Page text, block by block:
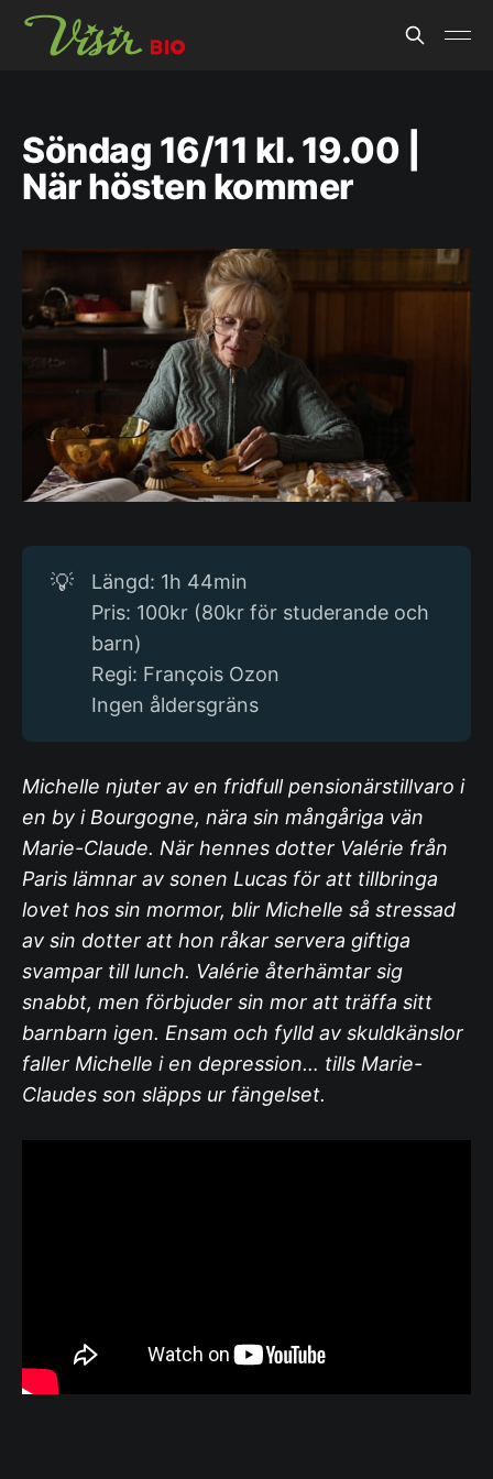
Söndag 16/11 kl. 19.00 |
När hösten kommer
💡
Längd: 1h 44min
Pris: 100kr (80kr för studerande och
barn)
Regi: François Ozon
Ingen åldersgräns
Michelle njuter av en fridfull pensionärstillvaro i
en by i Bourgogne, nära sin mångåriga vän
Marie-Claude. När hennes dotter Valérie från
Paris lämnar av sonen Lucas för att tillbringa
lovet hos sin mormor, blir Michelle så stressad
av sin dotter att hon råkar servera giftiga
svampar till lunch. Valérie återhämtar sig
snabbt, men förbjuder sin mor att träffa sitt
barnbarn igen. Ensam och fylld av skuldkänslor
faller Michelle i en depression… tills Marie-
Claudes son släpps ur fängelset.